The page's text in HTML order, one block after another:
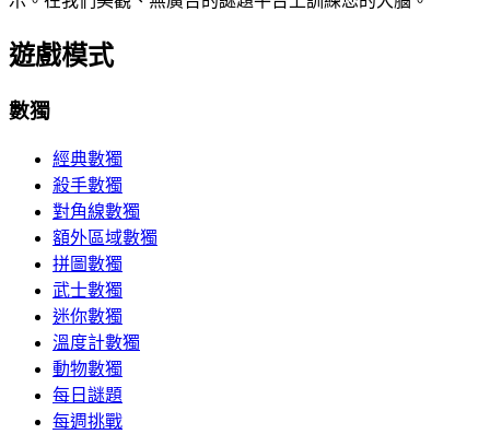
遊戲模式
數獨
經典數獨
殺手數獨
對角線數獨
額外區域數獨
拼圖數獨
武士數獨
迷你數獨
溫度計數獨
動物數獨
每日謎題
每週挑戰